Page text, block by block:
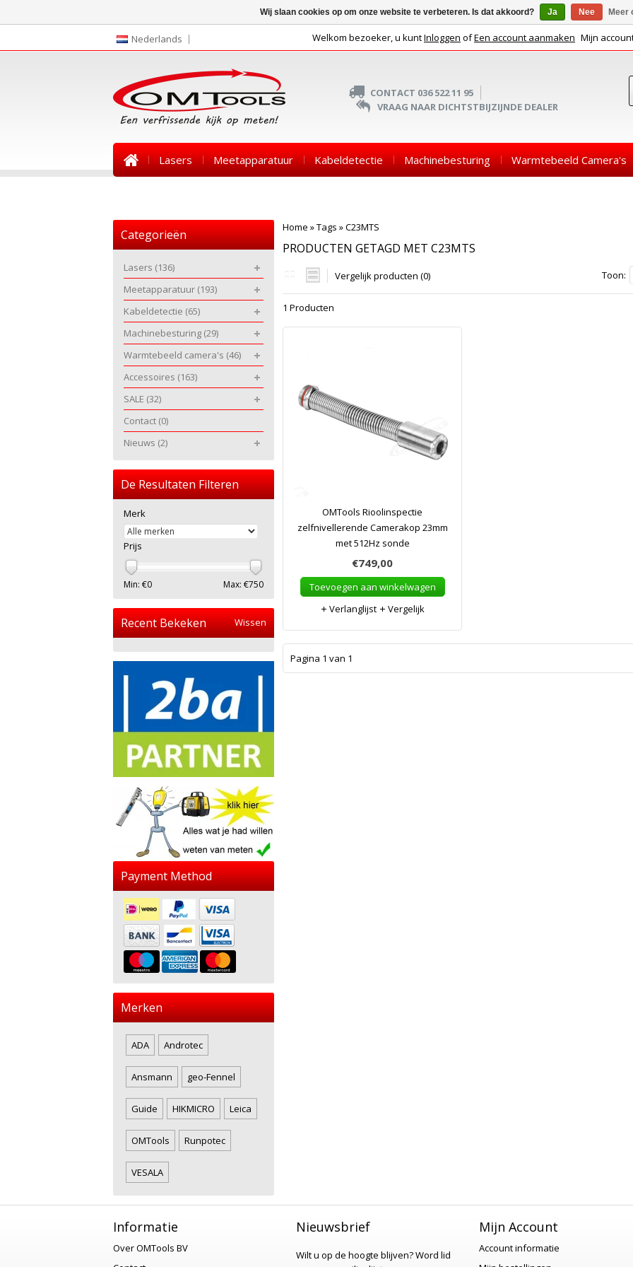
Nederlands Welkom bezoeker, u kuntInloggen ofEen account aanmaken Mijn
CONTACT 036 522 11 95
VRAAG NAAR DICHTSTBIJZIJNDE DEALER
Lasers Meetapparatuur Kabeldetectie Machinebesturing Warmtebeeld Camera's
Home »Tags »C23MTS
PRODUCTEN GETAGD MET C23MTS
Vergelijk producten (0) Toon:
1 Producten
OMTools Rioolinspectie
zelfnivellerende Camerakop 23mm
met 512Hz sonde
€749,00
Toevoegen aan winkelwagen
Verlanglijst
Vergelijk
Pagina 1 van 1
Categorieën
Lasers (136)
Meetapparatuur (193)
Kabeldetectie (65)
Machinebesturing (29)
Warmtebeeld camera's (46)
Accessoires (163)
SALE (32)
Contact (0)
Nieuws (2)
De Resultaten Filteren
Merk
Prijs
Min: €0 Max: €750
Recent Bekeken Wissen
Payment Method
Merken
ADA Androtec
Ansmann geo-Fennel
Guide HIKMICRO Leica
OMTools Runpotec
VESALA
Informatie
Over OMTools BV
Nieuwsbrief
Wilt u op de hoogte blijven?Word lid
Mijn Account
Account informatie
Wij slaan cookies op om onze website te verbeteren. Is dat akkoord? Ja Nee Meer